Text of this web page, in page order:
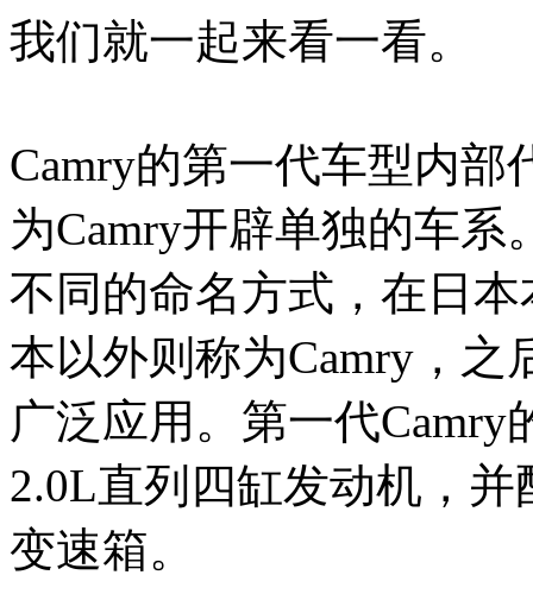
我们就一起来看一看。
Camry的第一代车型内部
为Camry开辟单独的车
不同的命名方式，在日
本以外则称为Camry，之
广泛应用。第一代Camry
2.0L直列四缸发动机，
变速箱。